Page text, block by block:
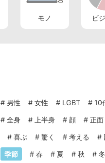
モノ ビ
# 男性 # 女性 # LGBT # 10
# 全身 # 上半身 # 顔 # 正面
# 喜ぶ # 驚く # 考える #
季節 # 春 # 夏 # 秋 # 冬